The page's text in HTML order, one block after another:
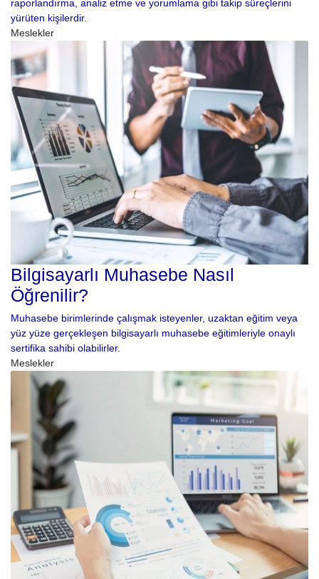
raporlandırma, analiz etme ve yorumlama gibi takip süreçlerini
yürüten kişilerdir.
Meslekler
Bilgisayarlı Muhasebe Nasıl
Öğrenilir?
Muhasebe birimlerinde çalışmak isteyenler, uzaktan eğitim veya
yüz yüze gerçekleşen bilgisayarlı muhasebe eğitimleriyle onaylı
sertifika sahibi olabilirler.
Meslekler